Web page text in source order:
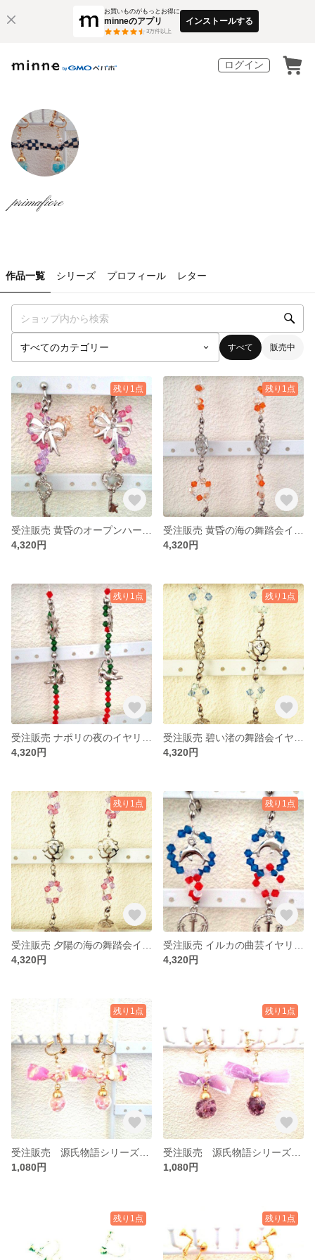
お買いものがもっとお得に
minneのアプリ
3万件以上
インストールする
ログイン
primafiore
作品一覧 シリーズ プロフィール レター
すべて 販売中
残り1点
4,320円
残り1点
4,320円
残り1点
4,320円
残り1点
4,320円
残り1点
4,320円
残り1点
4,320円
残り1点
1,080円
残り1点
1,080円
残り1点 残り1点